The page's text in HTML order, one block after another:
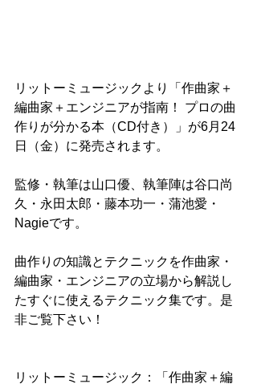
リットーミュージックより「作曲家＋
編曲家＋エンジニアが指南！ プロの曲
作りが分かる本（CD付き）」が6月24
日（金）に発売されます。
監修・執筆は山口優、執筆陣は谷口尚
久・永田太郎・藤本功一・蒲池愛・
Nagieです。
曲作りの知識とテクニックを作曲家・
編曲家・エンジニアの立場から解説し
たすぐに使えるテクニック集です。是
非ご覧下さい！
リットーミュージック：「作曲家＋編